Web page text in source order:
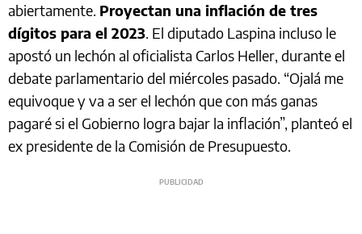
abiertamente. Proyectan una inflación de tres
dígitos para el 2023. El diputado Laspina incluso le
apostó un lechón al oficialista Carlos Heller, durante el
debate parlamentario del miércoles pasado. “Ojalá me
equivoque y va a ser el lechón que con más ganas
pagaré si el Gobierno logra bajar la inflación”, planteó el
ex presidente de la Comisión de Presupuesto.